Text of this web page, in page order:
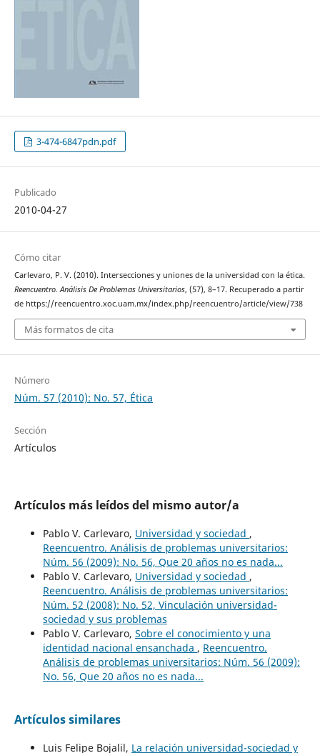
3-474-6847pdn.pdf
Publicado
2010-04-27
Cómo citar
Carlevaro, P. V. (2010). Intersecciones y uniones de la universidad con la ética.
Reencuentro. Análisis De Problemas Universitarios, (57), 8–17. Recuperado a partir
de https://reencuentro.xoc.uam.mx/index.php/reencuentro/article/view/738
Más formatos de cita
Número
Núm. 57 (2010): No. 57, Ética
Sección
Artículos
Artículos más leídos del mismo autor/a
Pablo V. Carlevaro, Universidad y sociedad ,
Reencuentro. Análisis de problemas universitarios:
Núm. 56 (2009): No. 56, Que 20 años no es nada...
Pablo V. Carlevaro, Universidad y sociedad ,
Reencuentro. Análisis de problemas universitarios:
Núm. 52 (2008): No. 52, Vinculación universidad-
sociedad y sus problemas
Pablo V. Carlevaro, Sobre el conocimiento y una
identidad nacional ensanchada , Reencuentro.
Análisis de problemas universitarios: Núm. 56 (2009):
No. 56, Que 20 años no es nada...
Artículos similares
Luis Felipe Bojalil, La relación universidad-sociedad y